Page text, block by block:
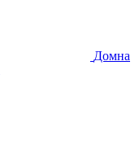
Домна